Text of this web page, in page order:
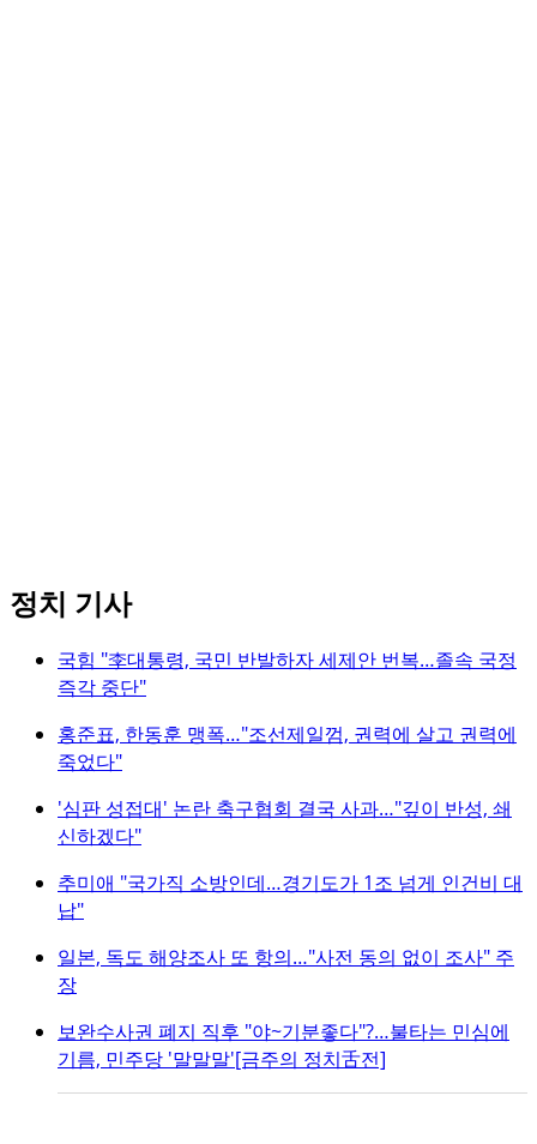
정치 기사
국힘 "李대통령, 국민 반발하자 세제안 번복…졸속 국정
즉각 중단"
홍준표, 한동훈 맹폭…"조선제일껌, 권력에 살고 권력에
죽었다"
'심판 성접대' 논란 축구협회 결국 사과…"깊이 반성, 쇄
신하겠다"
추미애 "국가직 소방인데…경기도가 1조 넘게 인건비 대
납"
일본, 독도 해양조사 또 항의…"사전 동의 없이 조사" 주
장
보완수사권 폐지 직후 "야~기분좋다"?…불타는 민심에
기름, 민주당 '말말말'[금주의 정치舌전]